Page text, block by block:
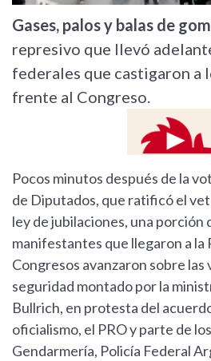
Gases, palos y balas de
represivo que llevó
federales que castigaron a
frente al Congreso.
Pocos minutos después de la
de Diputados, que ratificó el
ley de jubilaciones, una porción
manifestantes que llegaron a la
Congresos avanzaron sobre las
seguridad montado por la
Bullrich, en protesta del
oficialismo, el PRO y parte de
Gendarmería, Policía Federal